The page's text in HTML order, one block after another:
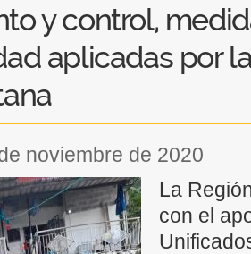
y control,
aplicadas por
de noviembre de 2020
La
con el